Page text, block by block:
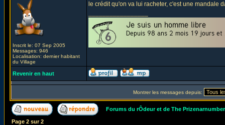
Inscrit le: 07 Sep 2005
Messages: 946
Localisation: dernier habitant
du Village
le crédit qu'on va lui racheter, c'est une mandale
Revenir en haut
Montrer les messages depuis:
Forums du rÔdeur et de The
Page 2 sur2